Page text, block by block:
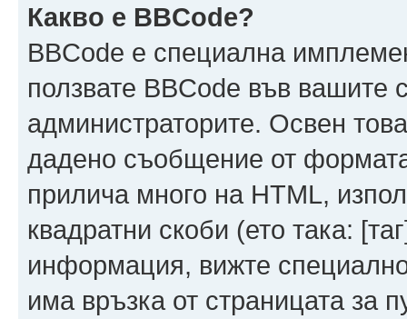
Какво е BBCode?
BBCode е специална
ползвате BBCode във
администраторите. Освен
дадено съобщение от
прилича много на HTML,
квадратни скоби (ето така:
информация, вижте
има връзка от страницата за